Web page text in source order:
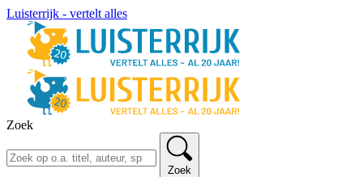
Luisterrijk - vertelt alles
Zoek
Zoek